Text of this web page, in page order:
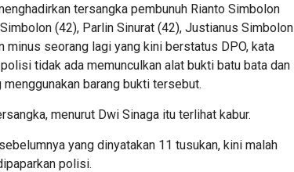
tersangka pembunuh Rianto Simbolon
(42), Parlin Sinurat (42), Justianus Simbolon
minus seorang lagi yang kini berstatus DPO, kata
tidak ada memunculkan alat bukti batu bata dan
barang bukti tersebut.
menurut Dwi Sinaga itu terlihat kabur.
yang dinyatakan 11 tusukan, kini malah
polisi.